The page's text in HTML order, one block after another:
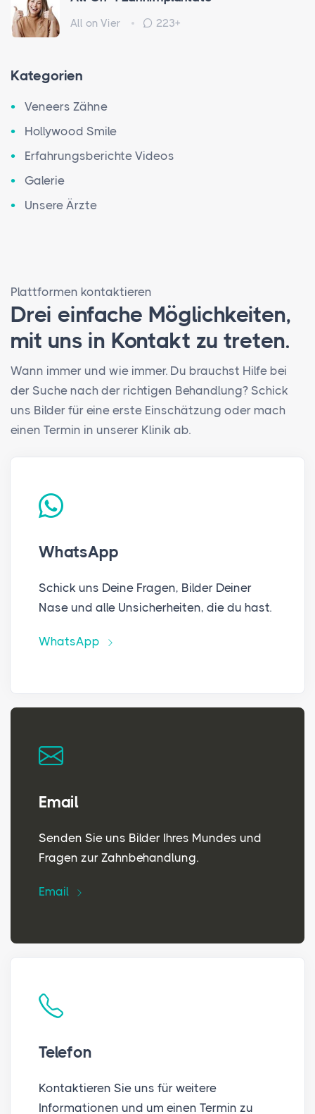
All on Vier 223+
Kategorien
Veneers Zähne
Hollywood Smile
Erfahrungsberichte Videos
Galerie
Unsere Ärzte
Plattformen kontaktieren
Drei einfache Möglichkeiten,
mit uns in Kontakt zu treten.
Wann immer und wie immer. Du brauchst Hilfe bei
der Suche nach der richtigen Behandlung? Schick
uns Bilder für eine erste Einschätzung oder mach
einen Termin in unserer Klinik ab.
WhatsApp
Schick uns Deine Fragen, Bilder Deiner
Nase und alle Unsicherheiten, die du hast.
WhatsApp
Email
Senden Sie uns Bilder Ihres Mundes und
Fragen zur Zahnbehandlung.
Email
Telefon
Kontaktieren Sie uns für weitere
Informationen und um einen Termin zu